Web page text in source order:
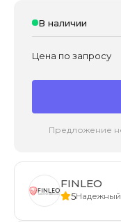
В наличии
Цена по запросу
Предложение
FINLEO
5